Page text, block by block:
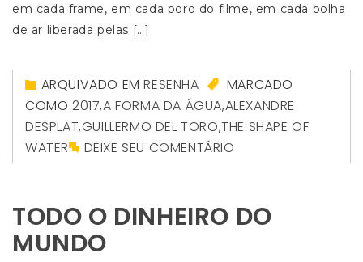
em cada frame, em cada poro do filme, em cada bolha
de ar liberada pelas […]
ARQUIVADO EMRESENHA
MARCADO
COMO 2017,A FORMA DA ÁGUA,ALEXANDRE
DESPLAT,GUILLERMO DEL TORO,THE SHAPE OF
WATER
DEIXE SEU COMENTÁRIO
TODO O DINHEIRO DO
MUNDO